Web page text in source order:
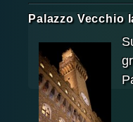
Palazzo Vecchio